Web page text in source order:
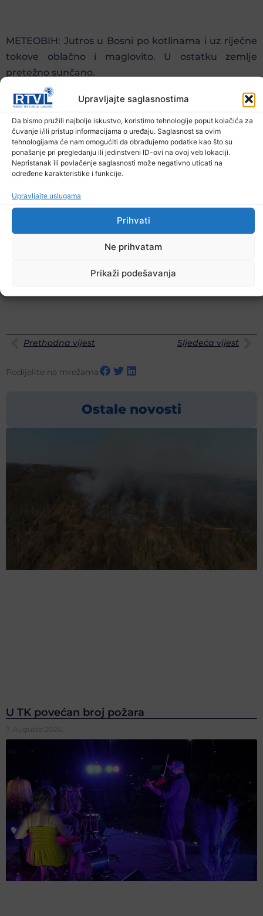
Upravljajte saglasnostima
Da bismo pružili najbolje iskustvo, koristimo tehnologije poput kolačića za
čuvanje i/ili pristup informacijama o uređaju. Saglasnost sa ovim
tehnologijama će nam omogućiti da obrađujemo podatke kao što su
ponašanje pri pregledanju ili jedinstveni ID-ovi na ovoj veb lokaciji.
Nepristanak ili povlačenje saglasnosti može negativno uticati na
određene karakteristike i funkcije.
Upravljajte uslugama
Prihvati
Ne prihvatam
Prikaži podešavanja
METEOBIH: Jutros u Bosni po kotlinama i uz riječne
tokove oblačno i maglovito. U ostatku zemlje
pretežno sunčano.
Danas će u Bosni po kotlinama i uz riječne tokove,
veći dio dana, preovladavati magla i niska naoblaka.
U ostatku zemlje sunčano. Vjetar slab sjeverni i
sjeveroistočni. Dnevna temperatura od 10 do 16, na
Prethodna vijest Sljedeća vijest
Podijelite na mrežama
Ostale novosti
U TK povećan broj požara
7. Augusta 2026.